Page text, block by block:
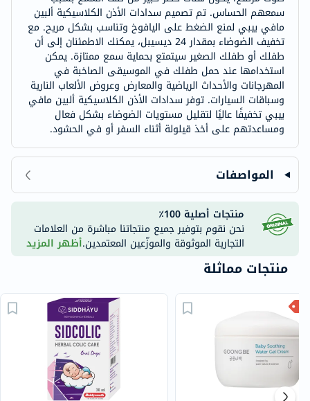
سمعهم الحساس. تم تصميم سدادات الأذن الكلاسيكية ألبين
مافي بيبي لمنع الضغط على اليافوخ وتناسب بشكل مريح. مع
تخفيف الضوضاء بمقدار 24 ديسيبل، يمكنك الاطمئنان إلى أن
طفلك أو طفلك الصغير سيتمتع بحماية سمع ممتازة. يمكن
استخدامها عند حمل طفلك في الموسيقى الصاخبة في
المهرجانات والأحداث الرياضية والمعارض وعروض الألعاب النارية
وسباقات السيارات. توفر سدادات الأذن الكلاسيكية ألبين مافي
بيبي تخفيفًا عاليًا لتقليل مستويات الضوضاء بشكل فعال
ومساعدتهم على أخذ قيلولة أثناء السفر أو في الحشود.
المواصفات
منتجات أصلية 100٪
نحن نقوم بتوفير جميع منتجاتنا مباشرة من العلامات
التجارية الموثوقة والموزّعين المعتمدين.أظهر المزيد
منتجات مماثلة